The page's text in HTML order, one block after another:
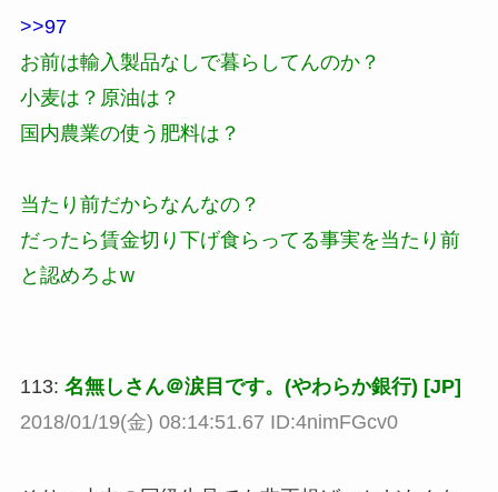
>>97
お前は輸入製品なしで暮らしてんのか？
小麦は？原油は？
国内農業の使う肥料は？
当たり前だからなんなの？
だったら賃金切り下げ食らってる事実を当たり前
と認めろよw
113: 名無しさん＠涙目です。(やわらか銀行) [JP]
2018/01/19(金) 08:14:51.67 ID:4nimFGcv0